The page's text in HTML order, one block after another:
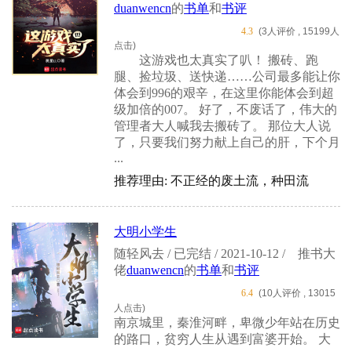
duanwencn的书单和书评
4.3 (3人评价 , 15199人
点击)
这游戏也太真实了叭！ 搬砖、跑
腿、捡垃圾、送快递……公司最多能让你
体会到996的艰辛，在这里你能体会到超
级加倍的007。 好了，不废话了，伟大的
管理者大人喊我去搬砖了。 那位大人说
了，只要我们努力献上自己的肝，下个月
...
推荐理由: 不正经的废土流，种田流
大明小学生
随轻风去 / 已完结 / 2021-10-12 /
推书大
佬duanwencn的书单和书评
6.4 (10人评价 , 13015
人点击)
南京城里，秦淮河畔，卑微少年站在历史
的路口，贫穷人生从遇到富婆开始。 大